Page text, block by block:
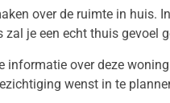
over de ruimte in huis.
zal je een echt thuis gevoel
informatie over deze
wenst in te